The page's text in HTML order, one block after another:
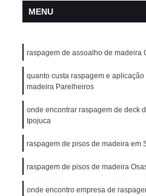
Clareamento em Piso em
Clareamento Pisos de
Clareamento Pisos
Clareamentos de Pisos de
Clareamentos de Assoalho de
Clareamentos de Pisos de
Madeira
MENU
raspagem de assoalho de madeira
quanto custa raspagem e
madeira Parelheiros
onde encontrar raspagem de deck
Ipojuca
raspagem de pisos de madeira em
raspagem de pisos de madeira
onde encontro empresa de